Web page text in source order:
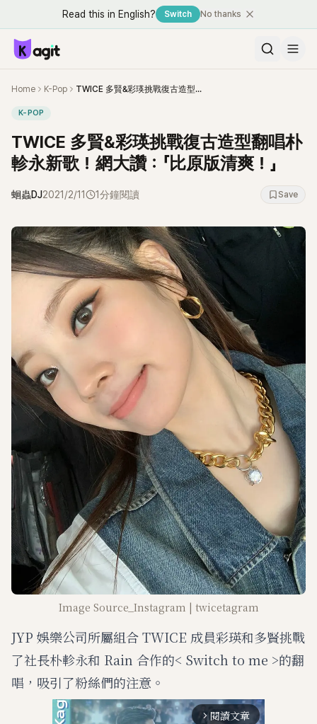
Read this in English? Switch No thanks
Home K-Pop TWICE 多賢&彩瑛挑戰復古造型翻唱朴軫永新歌！網大讚：「比原版清爽！」
K-POP
TWICE 多賢&彩瑛挑戰復古造型翻唱朴
軫永新歌！網大讚：「比原版清爽！」
蛔蟲DJ2021/2/11 1分鐘閱讀 Save
Image Source_Instagram | twicetagram
JYP 娛樂公司所屬組合 TWICE 成員彩瑛和多賢挑戰
了社長朴軫永和 Rain 合作的< Switch to me >的翻
唱，吸引了粉絲們的注意。
arrow_forward_ios 閱讀文章